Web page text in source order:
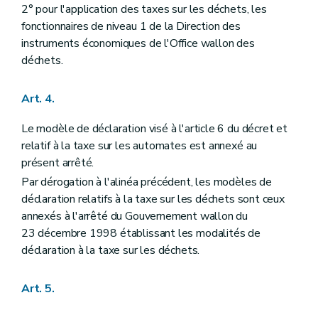
2° pour l'application des taxes sur les déchets, les
fonctionnaires de niveau 1 de la Direction des
instruments économiques de l'Office wallon des
déchets.
Art. 4.
Le modèle de déclaration visé à l'article 6 du décret et
relatif à la taxe sur les automates est annexé au
présent arrêté.
Par dérogation à l'alinéa précédent, les modèles de
déclaration relatifs à la taxe sur les déchets sont ceux
annexés à l'arrêté du Gouvernement wallon du
23 décembre 1998 établissant les modalités de
déclaration à la taxe sur les déchets.
Art. 5.